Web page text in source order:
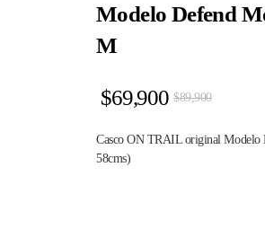
Modelo Defend
M
$89,900
$69,900
Casco ON TRAIL original Modelo
58cms)